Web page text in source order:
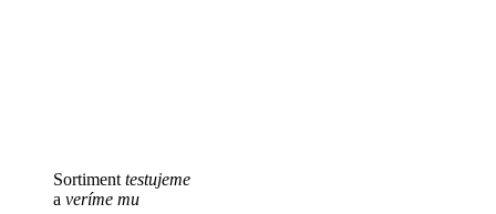
Sortiment testujeme
a veríme mu